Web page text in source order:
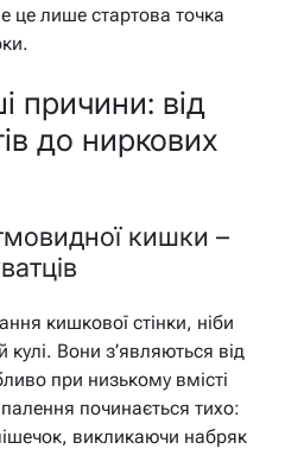
це лише стартова точка
причини: від
до ниркових
кишки –
кишкової стінки, ніби
Вони з’являються від
при низькому вмісті
починається тихо:
викликаючи набряк